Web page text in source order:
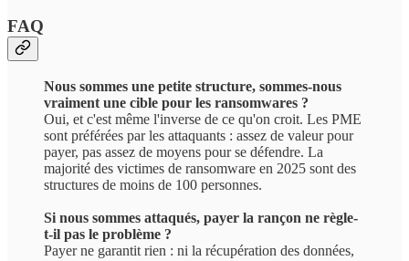
FAQ
Nous sommes une petite structure, sommes-nous
vraiment une cible pour les ransomwares ?
Oui, et c'est même l'inverse de ce qu'on croit. Les PME
sont préférées par les attaquants : assez de valeur pour
payer, pas assez de moyens pour se défendre. La
majorité des victimes de ransomware en 2025 sont des
structures de moins de 100 personnes.
Si nous sommes attaqués, payer la rançon ne règle-
t-il pas le problème ?
Payer ne garantit rien : ni la récupération des données,